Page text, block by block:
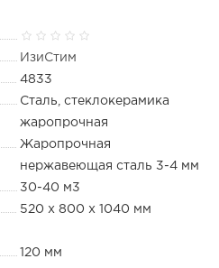
ИзиСтим
4833
Сталь, стеклокерамика
жаропрочная
Жаропрочная
нержавеющая сталь 3-4 мм
30-40 м3
520 х 800 х 1040 мм
120 мм